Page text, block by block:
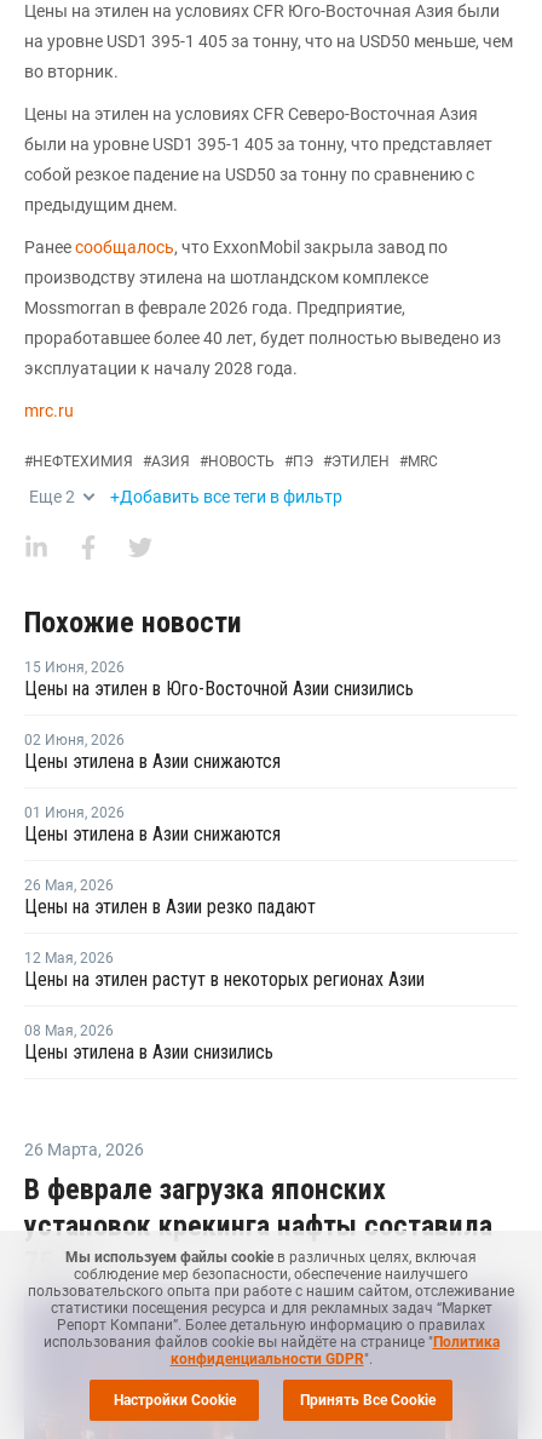
Цены на этилен на условиях CFR Юго-Восточная Азия были
на уровне USD1 395-1 405 за тонну, что на USD50 меньше, чем
во вторник.
Цены на этилен на условиях CFR Северо-Восточная Азия
были на уровне USD1 395-1 405 за тонну, что представляет
собой резкое падение на USD50 за тонну по сравнению с
предыдущим днем.
Ранеесообщалось, что ExxonMobil закрыла завод по
производству этилена на шотландском комплексе
Mossmorran в феврале 2026 года. Предприятие,
проработавшее более 40 лет, будет полностью выведено из
эксплуатации к началу 2028 года.
mrc.ru
#НЕФТЕХИМИЯ #АЗИЯ #НОВОСТЬ #ПЭ #ЭТИЛЕН #MRC
Еще2 +Добавить все теги в фильтр
Похожие новости
15 Июня, 2026
Цены на этилен в Юго-Восточной Азии снизились
02 Июня, 2026
Цены этилена в Азии снижаются
01 Июня, 2026
Цены этилена в Азии снижаются
26 Мая, 2026
Цены на этилен в Азии резко падают
12 Мая, 2026
Цены на этилен растут в некоторых регионах Азии
08 Мая, 2026
Цены этилена в Азии снизились
26 Марта, 2026
В феврале загрузка японских
установок крекинга нафты составила
75,7%Мы используем файлы cookieв различных целях, включая
соблюдение мер безопасности, обеспечение наилучшего
пользовательского опыта при работе с нашим сайтом, отслеживание
статистики посещения ресурса и для рекламных задач “Маркет
Репорт Компани”. Более детальную информацию о правилах
использования файлов cookie вы найдёте на странице "Политика
конфиденциальности GDPR".
Настройки Cookie Принять Все Cookie